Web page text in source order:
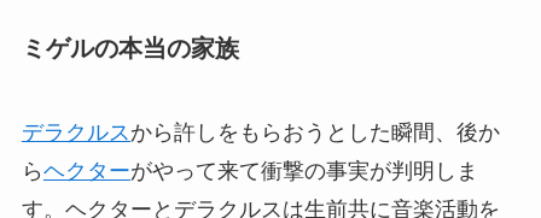
ミゲルの本当の家族
デラクルス から許しをもらおうとした瞬間、後か
らヘクターがやって来て衝撃の事実が判明しま
す。ヘクターとデラクルスは生前共に音楽活動を